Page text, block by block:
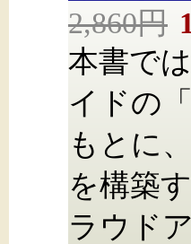
2,860円
本書で
イドの
もとに
を構築
ラウド